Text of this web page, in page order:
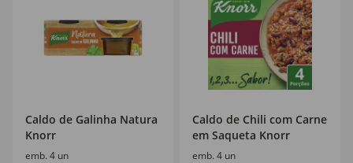
Caldo de Galinha Natura
Knorr
emb. 4 un
Caldo de Chili com Carne
em Saqueta Knorr
emb. 4 un